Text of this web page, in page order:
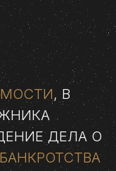
, В
ДЕЛА О